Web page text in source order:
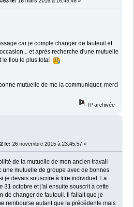
car je compte changer de fauteuil et
et après recherche d'une mutuelle
le flou le plus total
mutuelle de me la communiquer, merci
IP archivée
le: 26 novembre 2015 à 23:45:57 »
de la mutuelle de mon ancien travail
une mutuelle de groupe avec de bonnes
je devais souscrire à titre individuel. La
31 octobre et j'ai ensuite souscrit à cette
de changer de fauteuil. Il fallait que je
rembourse autant que la précédente mais